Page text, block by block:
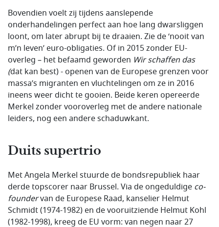
Bovendien voelt zij tijdens aanslepende
onderhandelingen perfect aan hoe lang dwarsliggen
loont, om later abrupt bij te draaien. Zie de ‘nooit van
m’n leven’ euro-obligaties. Of in 2015 zonder EU-
overleg – het befaamd geworden Wir schaffen das
(dat kan best) - openen van de Europese grenzen voor
massa’s migranten en vluchtelingen om ze in 2016
ineens weer dicht te gooien. Beide keren opereerde
Merkel zonder vooroverleg met de andere nationale
leiders, nog een andere schaduwkant.
Duits supertrio
Met Angela Merkel stuurde de bondsrepubliek haar
derde topscorer naar Brussel. Via de ongeduldige co-
foundervan de Europese Raad, kanselier Helmut
Schmidt (1974-1982) en de vooruitziende Helmut Kohl
(1982-1998), kreeg de EU vorm: van negen naar 27